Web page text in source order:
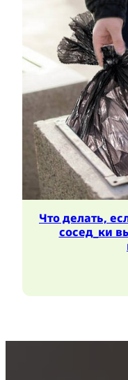
Что делать,
сосед_ки